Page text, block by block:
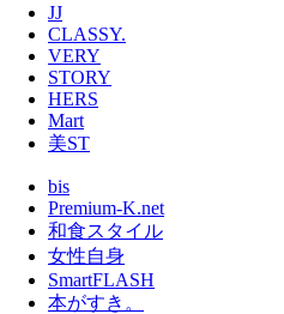
JJ
CLASSY.
VERY
STORY
HERS
Mart
美ST
bis
Premium-K.net
和食スタイル
女性自身
SmartFLASH
本がすき。